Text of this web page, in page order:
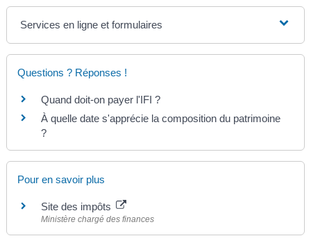
Services en ligne et formulaires
Questions ? Réponses !
Quand doit-on payer l'IFI ?
À quelle date s'apprécie la composition du patrimoine
?
Pour en savoir plus
Site des impôts
Ministère chargé des finances